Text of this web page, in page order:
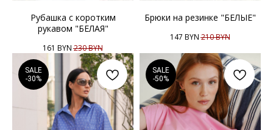
Рубашка с коротким
рукавом "БЕЛАЯ"
161 BYN 230BYN
Брюки на резинке "БЕЛЫЕ"
147 BYN 210BYN
SALE
-30%
SALE
-50%